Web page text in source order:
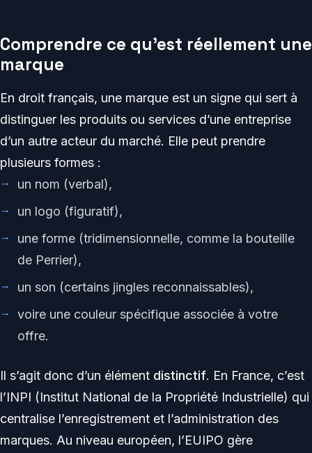
Comprendre ce qu’est réellement une
marque
En droit français, une marque est un signe qui sert à
distinguer les produits ou services d’une entreprise
d’un autre acteur du marché. Elle peut prendre
plusieurs formes :
un nom (verbal),
un logo (figuratif),
une forme (tridimensionnelle, comme la bouteille
de Perrier),
un son (certains jingles reconnaissables),
voire une couleur spécifique associée à votre
offre.
Il s’agit donc d’un élément distinctif. En France, c’est
l’INPI (Institut National de la Propriété Industrielle) qui
centralise l’enregistrement et l’administration des
marques. Au niveau européen, l’EUIPO gère